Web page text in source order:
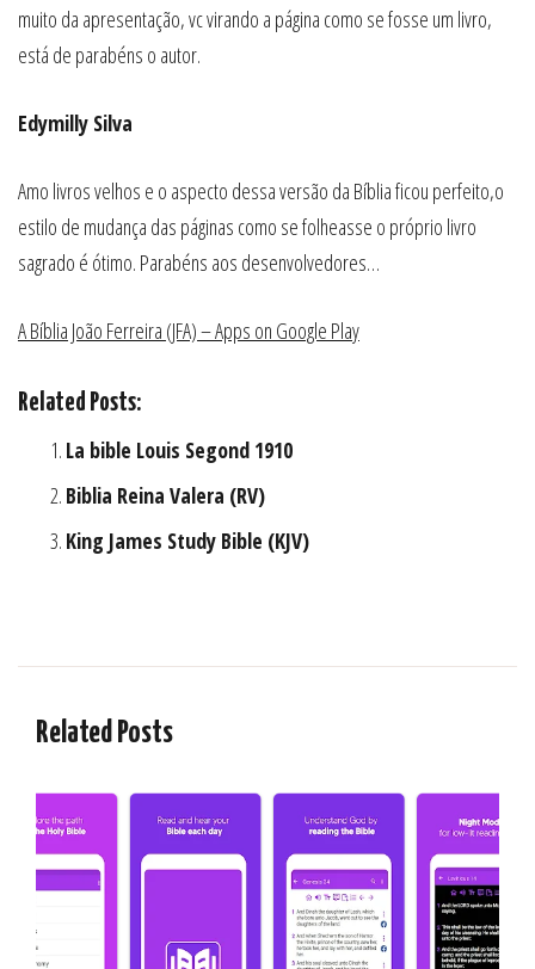
muito da apresentação, vc virando a página como se fosse um livro,
está de parabéns o autor.
Edymilly Silva
Amo livros velhos e o aspecto dessa versão da Bíblia ficou perfeito,o
estilo de mudança das páginas como se folheasse o próprio livro
sagrado é ótimo. Parabéns aos desenvolvedores…
A Bíblia João Ferreira (JFA) – Apps on Google Play
Related Posts:
La bible Louis Segond 1910
Biblia Reina Valera (RV)
King James Study Bible (KJV)
Related Posts